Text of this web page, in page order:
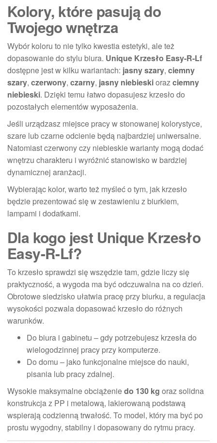
Kolory, które pasują do
Twojego wnętrza
Wybór koloru to nie tylko kwestia estetyki, ale też
dopasowanie do stylu biura. Unique Krzesło Easy-R-Lf
dostępne jest w kilku wariantach: jasny szary, ciemny
szary, czerwony, czarny, jasny niebieskiorazciemny
niebieski. Dzięki temu łatwo dopasujesz krzesło do
pozostałych elementów wyposażenia.
Jeśli urządzasz miejsce pracy w stonowanej kolorystyce,
szare lub czarne odcienie będą najbardziej uniwersalne.
Natomiast czerwony czy niebieskie warianty mogą dodać
wnętrzu charakteru i wyróżnić stanowisko w bardziej
dynamicznej aranżacji.
Wybierając kolor, warto też myśleć o tym, jak krzesło
będzie prezentować się w zestawieniu z biurkiem,
lampami i dodatkami.
Dla kogo jest Unique Krzesło
Easy-R-Lf?
To krzesło sprawdzi się wszędzie tam, gdzie liczy się
praktyczność, a wygoda ma być odczuwalna na co dzień.
Obrotowe siedzisko ułatwia pracę przy biurku, a regulacja
wysokości pozwala dopasować krzesło do różnych
warunków.
Do biura i gabinetu – gdy potrzebujesz krzesła do
wielogodzinnej pracy przy komputerze.
Do domu – jako funkcjonalne miejsce do nauki,
pisania lub pracy zdalnej.
Wysokie maksymalne obciążeniedo 130 kg oraz solidna
konstrukcja z PP i metalową, lakierowaną podstawą
wspierają codzienną trwałość. To model, który ma być po
prostu wygodny, stabilny i dopasowany do rytmu pracy.